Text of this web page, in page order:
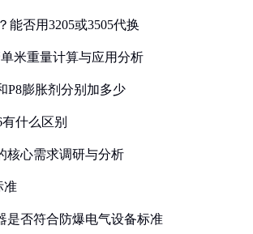
能否用3205或3505代换
米重量计算与应用分析
P8膨胀剂分别加多少
什么区别
核心需求调研与分析
准
是否符合防爆电气设备标准